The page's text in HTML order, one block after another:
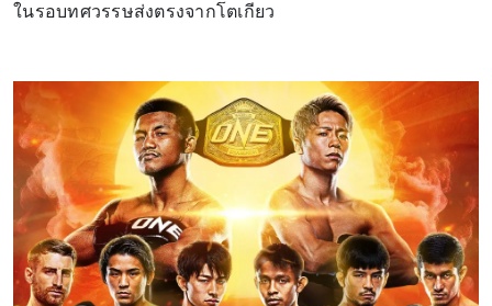
ในรอบทศวรรษส่งตรงจากโตเกียว